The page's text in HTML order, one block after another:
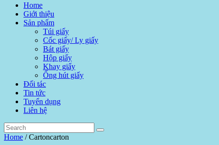
Home
Giới thiệu
Sản phẩm
Túi giấy
Cốc giấy/ Ly giấy
Bát giấy
Hộp giấy
Khay giấy
Ống hút giấy
Đối tác
Tin tức
Tuyển dụng
Liên hệ
Home / Cartoncarton